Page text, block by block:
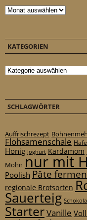
Archiv
KATEGORIEN
Kategorien
SCHLAGWÖRTER
Auffrischrezept
Flohsamenschale
Honig Joghurt Kardamom
Mohn nur mit
Poolish Pâte
regionale Brotsorten
Sauerteig
StarterVanille